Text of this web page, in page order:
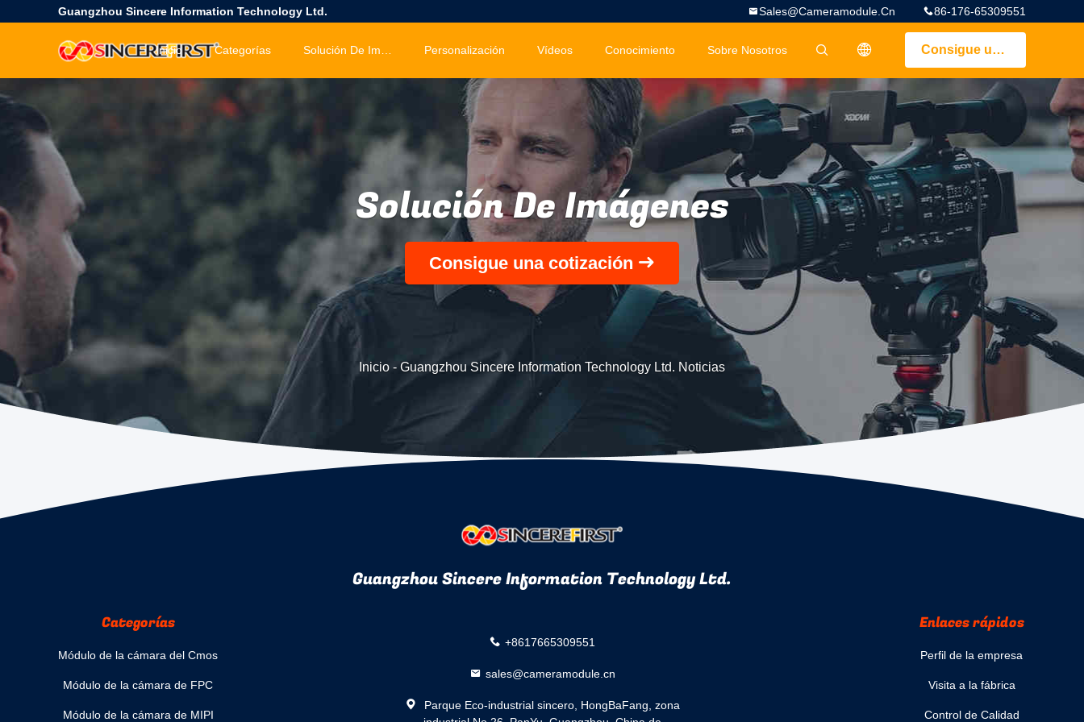
Guangzhou Sincere Information Technology Ltd. 86-176-65309551
Sales@cameramodule.cn
Consigue una cotización
描述
Inicio Categorías Personalización Vídeos Conocimiento Sobre Nosotros
Solución De Imágenes
Consigue una cotización
Inicio - Guangzhou Sincere Information Technology Ltd. Noticias
Guangzhou Sincere Information Technology Ltd.
Categorías
Módulo de la cámara del Cmos
Módulo de la cámara de FPC
Módulo de la cámara de MIPI
+8617665309551
sales@cameramodule.cn
Parque Eco-industrial sincero, HongBaFang, zona
Enlaces rápidos
Perfil de la empresa
Visita a la fábrica
Control de Calidad